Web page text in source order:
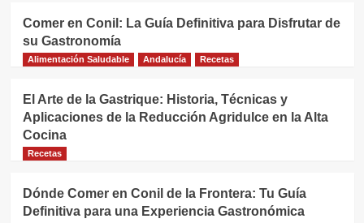
Comer en Conil: La Guía Definitiva para Disfrutar de
su Gastronomía
Alimentación Saludable Andalucía Recetas
El Arte de la Gastrique: Historia, Técnicas y
Aplicaciones de la Reducción Agridulce en la Alta
Cocina
Recetas
Dónde Comer en Conil de la Frontera: Tu Guía
Definitiva para una Experiencia Gastronómica